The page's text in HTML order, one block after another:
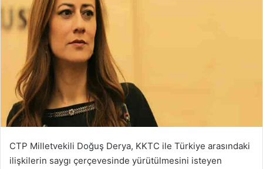
CTP Milletvekili Doğuş Derya, KKTC ile Türkiye arasındaki
ilişkilerin saygı çerçevesinde yürütülmesini isteyen